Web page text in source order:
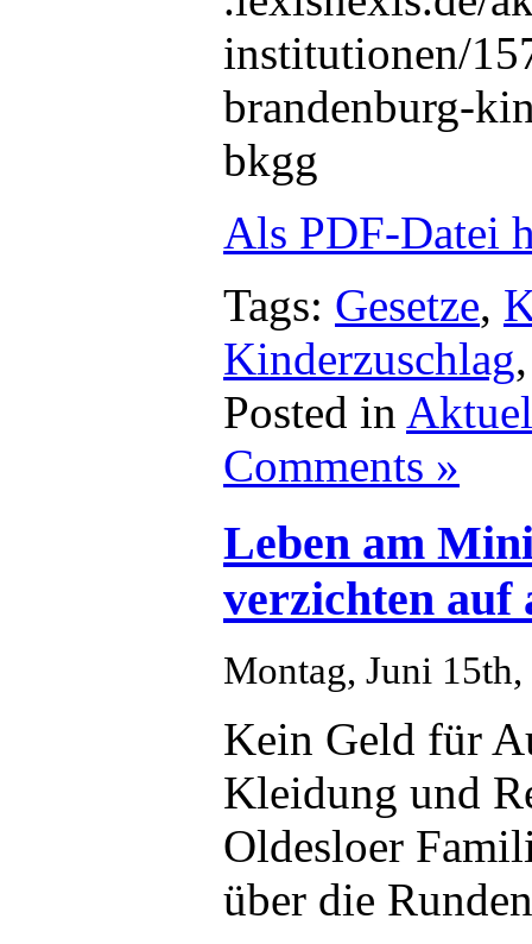
institutionen/
brandenburg-
bkgg
Als PDF-Datei
Tags: Gesetze,
Kinderzuschlag
Posted in
Comments »
Leben am
verzichten auf
Montag, Juni 15th,
Kein Geld für
Kleidung und
Oldesloer
über die